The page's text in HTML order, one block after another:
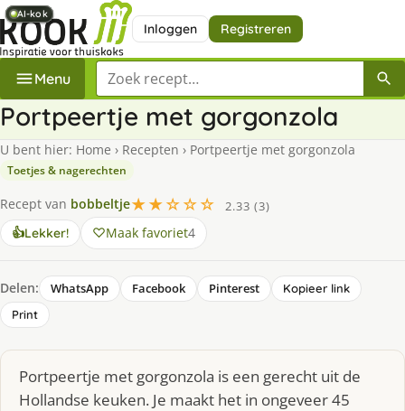
Inloggen Registreren
Menu Zoek een recept
Portpeertje met gorgonzola
U bent hier: Home › Recepten › Portpeertje met gorgonzola
Toetjes & nagerechten
Recept van bobbeltje★★☆☆☆
2.33 (3)
👍Lekker! Maak favoriet4
Delen: WhatsApp Facebook Pinterest
Kopieer link
Print
Portpeertje met gorgonzola is een gerecht uit de
Hollandse keuken. Je maakt het in ongeveer 45
AI-kok
AI-kok
AI-kok
AI-kok
AI-kok